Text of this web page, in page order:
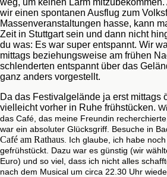
weg, um keinen Lärm
wir einen spontanen Ausflug zum
Massenveranstaltungen hasse, kann
Zeit in Stuttgart sein und dann nicht
du was: Es war super entspannt. Wir
mittags beziehungsweise am frühen
schlenderten entspannt über das
ganz anders vorgestellt.
Da das Festivalgelände ja erst mittags
vielleicht vorher in Ruhe frühstücken.
das Café, das meine Freundin
war ein absoluter Glücksgriff. Besuche in
Café am Rathaus . Ich glaube, ich habe
gefrühstückt. Dazu war es günstig (wir
Euro) und so viel, dass ich nicht alles
nach dem Musical um circa 22.30 Uhr